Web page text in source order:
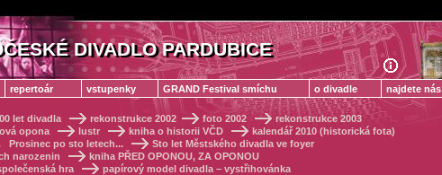
DIVADLO PARDUBICE
DIVADLO PARDUBICE
repertoár vstupenky GRAND Festival smíchu o divadle najdete nás
let divadla rekonstrukce 2002 foto 2002
rekonstrukce 2003
opona
lustr kniha o historii VČD
kalendář 2010 (historická fota)
Prosinec po sto letech...
Sto let Městského divadla ve foyer
narozenin
kniha PŘED OPONOU, ZA OPONOU
hra
papírový model divadla – vystřihovánka